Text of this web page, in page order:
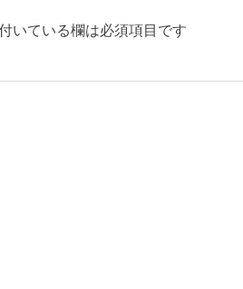
いている欄は必須項目です